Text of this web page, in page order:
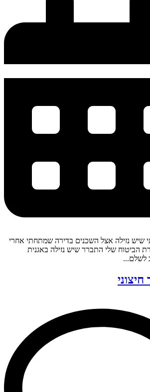
שיש נזילה אצל השכנים בדירה שמתחתי אחרי
הביטוח שלי התברר שיש נזילה באגנית
לשלם...